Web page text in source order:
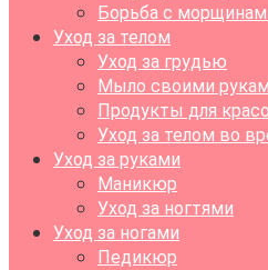
Борьба с
Уход за телом
Уход за грудью
Мыло своими
Продукты для
Уход за телом во
Уход за руками
Маникюр
Уход за ногтями
Уход за ногами
Педикюр